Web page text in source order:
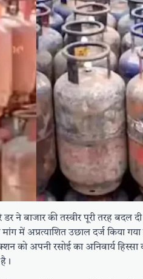
ने बाजार की तस्वीर पूरी तरह
में अप्रत्याशित उछाल दर्ज किया
को अपनी रसोई का अनिवार्य हिस्सा